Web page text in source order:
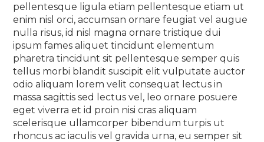
pellentesque ligula etiam pellentesque etiam ut
enim nisl orci, accumsan ornare feugiat vel augue
nulla risus, id nisl magna ornare tristique dui
ipsum fames aliquet tincidunt elementum
pharetra tincidunt sit pellentesque semper quis
tellus morbi blandit suscipit elit vulputate auctor
odio aliquam lorem velit consequat lectus in
massa sagittis sed lectus vel, leo ornare posuere
eget viverra et id proin nisi cras aliquam
scelerisque ullamcorper bibendum turpis ut
rhoncus ac iaculis vel gravida urna, eu semper sit